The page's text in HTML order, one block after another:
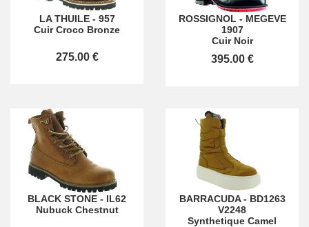
LA THUILE- 957
Cuir Croco Bronze
275.00 €
ROSSIGNOL - MEGEVE
1907
Cuir Noir
395.00 €
BLACK STONE - IL62
Nubuck Chestnut
BARRACUDA- BD1263
V2248
Synthetique Camel